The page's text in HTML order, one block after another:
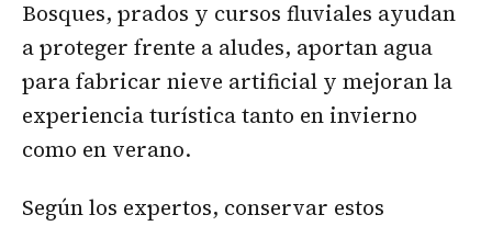
Bosques, prados y cursos fluviales ayudan
a proteger frente a aludes, aportan agua
para fabricar nieve artificial y mejoran la
experiencia turística tanto en invierno
como en verano.
Según los expertos, conservar estos